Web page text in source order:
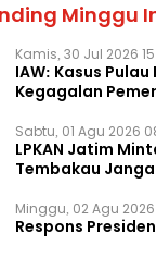
Minggu
Kamis, 30 Jul 2026
IAW: Kasus
Kegagalan
Sabtu, 01 Agu 2026
LPKAN Jatim
Tembakau
Minggu, 02 Agu 2026
Respons